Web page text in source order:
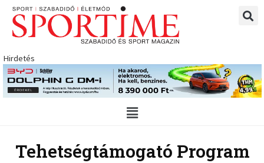
Skip
content
Hirdetés
Main
Menu
Tehetségtámogató Program